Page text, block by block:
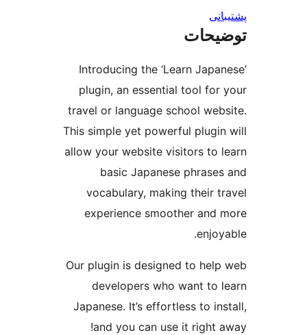
Introducing the ‘Learn
plugin, an essential tool
travel or language school
This simple yet powerful
allow your website visitors to
basic Japanese
vocabulary, making their
experience smoother and
Our plugin is designed to
developers who want to
Japanese. It’s effortless to
and you can use it right